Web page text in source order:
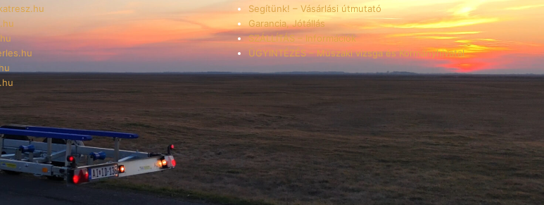
Segítünk! – Vásárlási útmutató
Garancia, Jótállás
SZÁLLÍTÁS – Információk
ÜGYINTÉZÉS – Műszaki vizsga és Kormányhivatal